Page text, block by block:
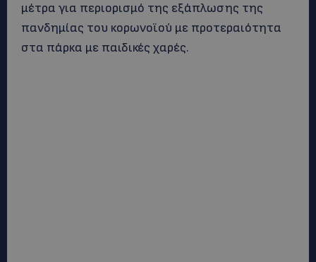
μέτρα για περιορισμό της εξάπλωσης της
πανδημίας του κορωνοϊού με προτεραιότητα
στα πάρκα με παιδικές χαρές.